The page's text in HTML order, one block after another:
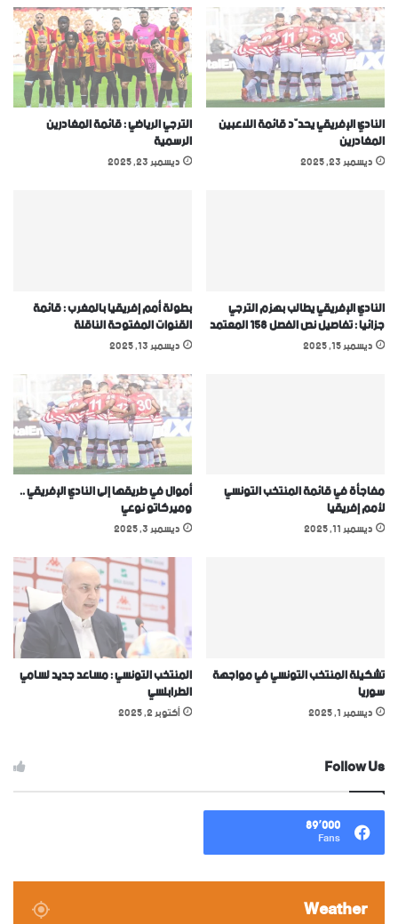
النادي الإفريقي يحدّد قائمة اللاعبين
المغادرين
ديسمبر 23, 2025
الترجي الرياضي : قائمة المغادرين
الرسمية
ديسمبر 23, 2025
النادي الإفريقي يطالب بهزم الترجي
جزائيا : تفاصيل نص الفصل 158 المعتمد
ديسمبر 15, 2025
بطولة أمم إفريقيا بالمغرب : قائمة
القنوات المفتوحة الناقلة
ديسمبر 13, 2025
مفاجأة في قائمة المنتخب التونسي
ﻷمم إفريقيا
ديسمبر 11, 2025
أموال في طريقها إلى النادي الإفريقي ..
وميركاتو نوعي
ديسمبر 3, 2025
تشكيلة المنتخب التونسي في مواجهة
سوريا
ديسمبر 1, 2025
المنتخب التونسي : مساعد جديد لسامي
الطرابلسي
أكتوبر 2, 2025
Follow Us
89٬000
Fans
Weather